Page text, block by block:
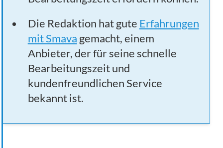
Die Redaktion hat gute Erfahrungen
mit Smava gemacht, einem
Anbieter, der für seine schnelle
Bearbeitungszeit und
kundenfreundlichen Service
bekannt ist.